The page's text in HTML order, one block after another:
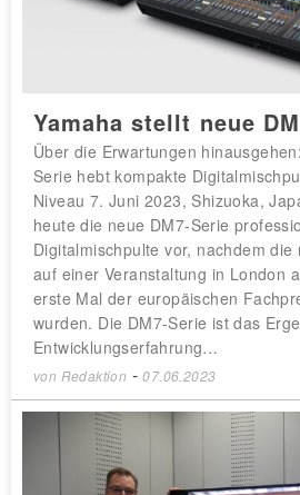
Yamaha stellt neue
Über die Erwartungen
Serie hebt kompakte
Niveau 7. Juni 2023, Shizuoka,
heute die neue DM7-Serie
Digitalmischpulte vor, nachdem die
auf einer Veranstaltung in London
erste Mal der europäischen
wurden. Die DM7-Serie ist das
Entwicklungserfahrung…
von Redaktion -07.06.2023